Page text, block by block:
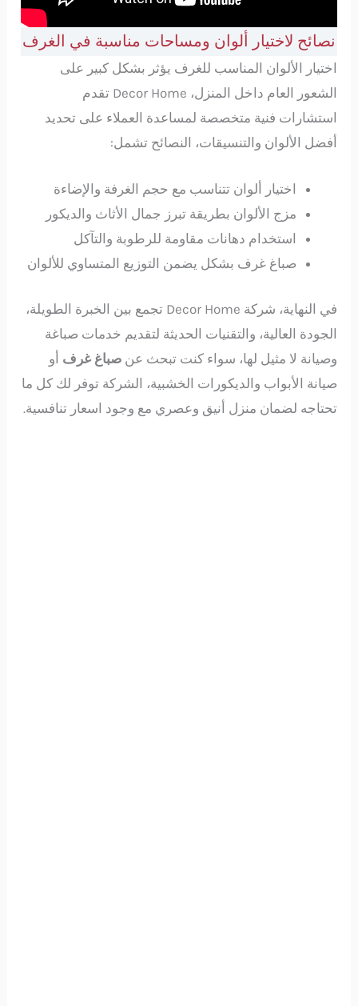
نصائح لاختيار ألوان ومساحات مناسبة في الغرف
اختيار الألوان المناسب للغرف يؤثر بشكل كبير على
الشعور العام داخل المنزل، Decor Home تقدم
استشارات فنية متخصصة لمساعدة العملاء على تحديد
أفضل الألوان والتنسيقات، النصائح تشمل:
اختيار ألوان تتناسب مع حجم الغرفة والإضاءة
مزج الألوان بطريقة تبرز جمال الأثاث والديكور
استخدام دهانات مقاومة للرطوبة والتآكل
صباغ غرف بشكل يضمن التوزيع المتساوي للألوان
في النهاية، شركة Decor Home تجمع بين الخبرة الطويلة،
الجودة العالية، والتقنيات الحديثة لتقديم خدمات صباغة
وصيانة لا مثيل لها، سواء كنت تبحث عنصباغ غرف أو
صيانة الأبواب والديكورات الخشبية، الشركة توفر لك كل ما
تحتاجه لضمان منزل أنيق وعصري مع وجود اسعار تنافسية.